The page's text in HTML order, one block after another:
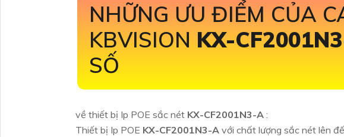
NHỮNG ƯU ĐIỂM CỦA
KBVISION KX-
SỐ
về thiết bị Ip POE sắc nét KX-CF2001N3-A :
Thiết bị Ip POE KX-CF2001N3-A với chất lượng sắc nét lên